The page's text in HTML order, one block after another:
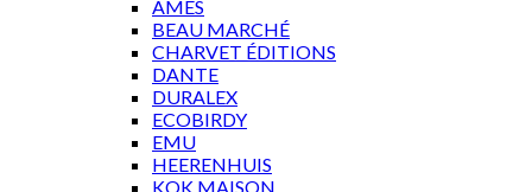
AMES
BEAU MARCHÉ
CHARVET ÉDITIONS
DANTE
DURALEX
ECOBIRDY
EMU
HEERENHUIS
KOK MAISON